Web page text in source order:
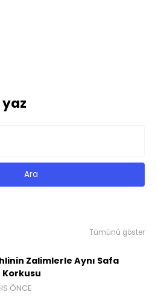
Tümünü göster
Zalimlerle Aynı Safa
Korkusu
ÖNCE